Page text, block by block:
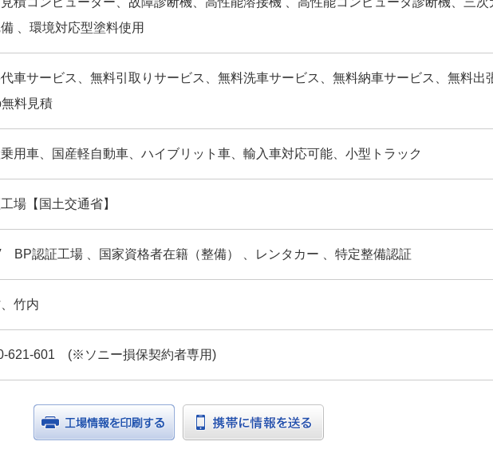
、環境対応型塗料使用
車サービス、無料引取りサービス、無料洗車サービス、無料納車サービス、無料出
料見積
用車、国産軽自動車、ハイブリット車、輸入車対応可能、小型トラック
場【国土交通省】
BP認証工場 、国家資格者在籍（整備） 、レンタカー 、特定整備認証
竹内
621-601 (※ソニー損保契約者専用)